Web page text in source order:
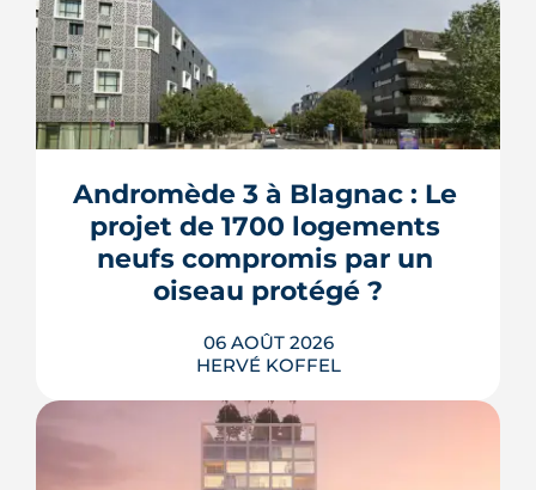
Andromède 3 à Blagnac : Le
projet de 1700 logements
neufs compromis par un
oiseau protégé ?
06 AOÛT 2026
HERVÉ KOFFEL